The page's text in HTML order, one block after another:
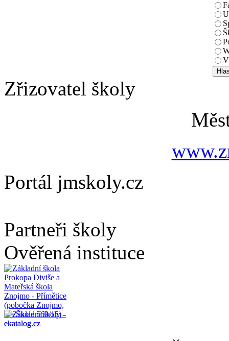
Zřizovatel školy
Portál jmskoly.cz
Partneři školy
Ověřená instituce